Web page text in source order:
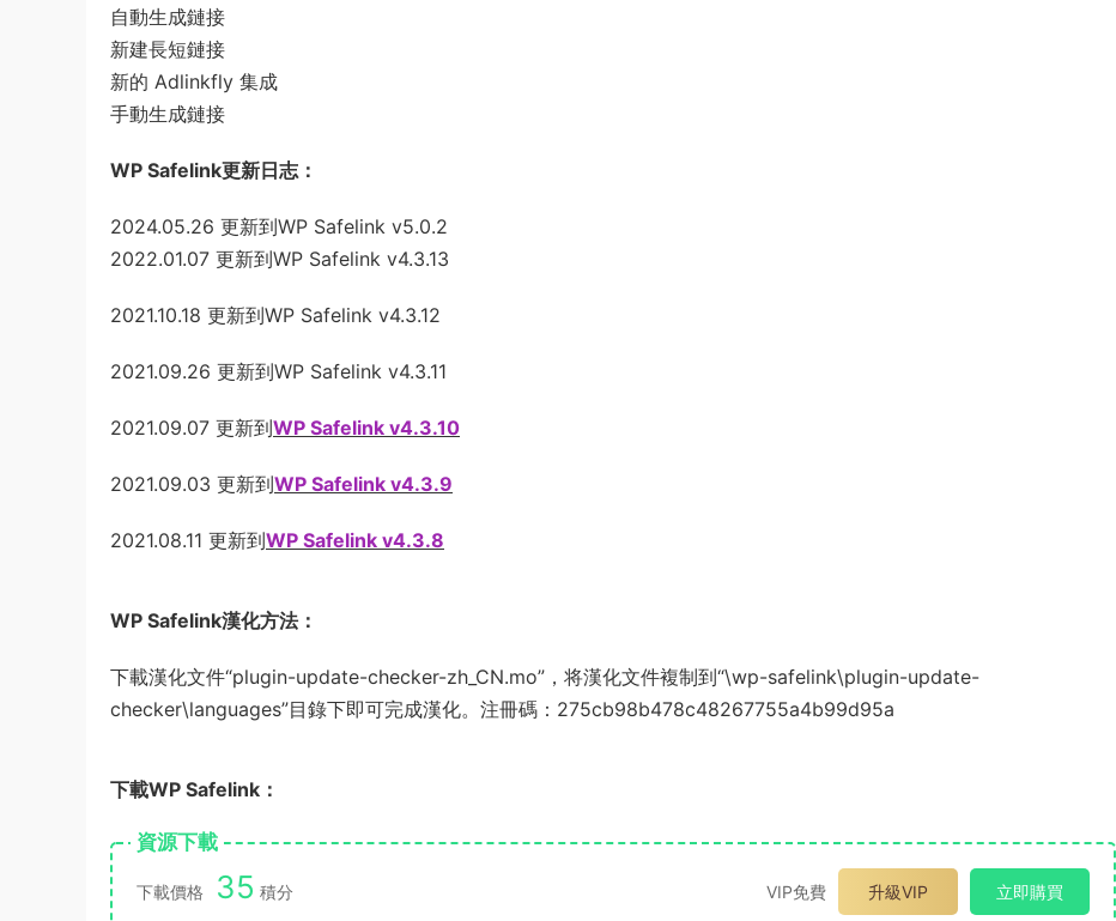
自動生成鏈接
新建長短鏈接
新的 Adlinkfly 集成
手動生成鏈接
WP Safelink更新日志：
2024.05.26 更新到WP Safelink v5.0.2
2022.01.07 更新到WP Safelink v4.3.13
2021.10.18 更新到WP Safelink v4.3.12
2021.09.26 更新到WP Safelink v4.3.11
2021.09.07 更新到WP Safelink v4.3.10
2021.09.03 更新到WP Safelink v4.3.9
2021.08.11 更新到WP Safelink v4.3.8
WP Safelink漢化方法：
下載漢化文件“plugin-update-checker-zh_CN.mo”，将漢化文件複制到“\wp-safelink\plugin-update-
checker\languages”目錄下即可完成漢化。注冊碼：275cb98b478c48267755a4b99d95a
下載WP Safelink：
資源下載
下載價格 35 積分 VIP免費 升級VIP 立即購買